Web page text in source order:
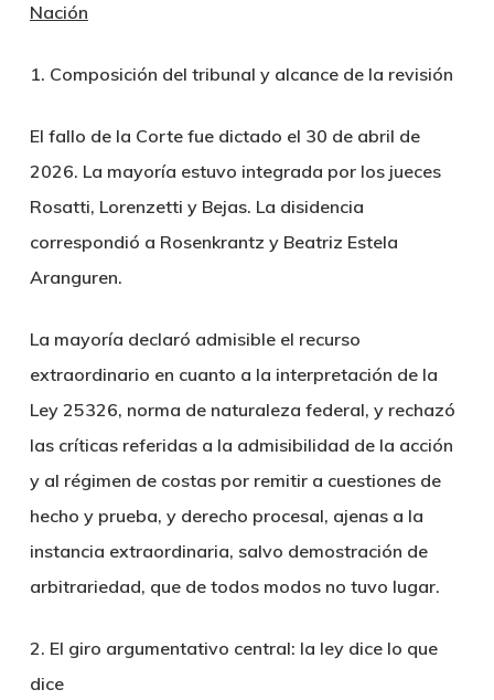
Nación
1. Composición del tribunal y alcance de la revisión
El fallo de la Corte fue dictado el 30 de abril de
2026. La mayoría estuvo integrada por los jueces
Rosatti, Lorenzetti y Bejas. La disidencia
correspondió a Rosenkrantz y Beatriz Estela
Aranguren.
La mayoría declaró admisible el recurso
extraordinario en cuanto a la interpretación de la
Ley 25326, norma de naturaleza federal, y rechazó
las críticas referidas a la admisibilidad de la acción
y al régimen de costas por remitir a cuestiones de
hecho y prueba, y derecho procesal, ajenas a la
instancia extraordinaria, salvo demostración de
arbitrariedad, que de todos modos no tuvo lugar.
2. El giro argumentativo central: la ley dice lo que
dice